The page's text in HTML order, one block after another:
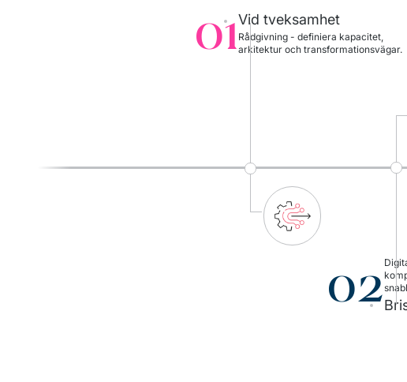
01Vid tveksamhet
Rådgivning - definiera kapacitet,
arkitektur och transformationsvägar.
02